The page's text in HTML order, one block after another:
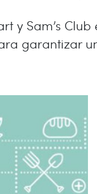
y Sam’s Club
garantizar